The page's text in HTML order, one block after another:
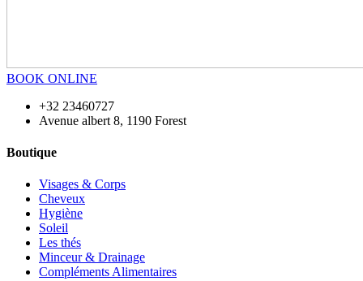
BOOK ONLINE
+32 23460727
Avenue albert 8, 1190 Forest
Boutique
Visages & Corps
Cheveux
Hygiène
Soleil
Les thés
Minceur & Drainage
Compléments Alimentaires